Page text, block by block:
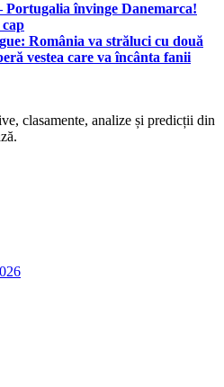
învinge Danemarca!
România va străluci cu două
vestea care va încânta fanii
clasamente, analize și predicții din